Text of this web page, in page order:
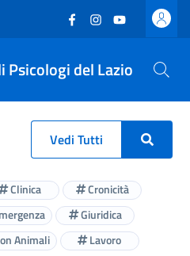
Facebook
(nuova scheda -
Instagram
(nuova scheda
YouTube
(nuova
Psicologi del Lazio
Vedi Tutti
Clinica
Cronicità
Giuridica
Animali
Lavoro